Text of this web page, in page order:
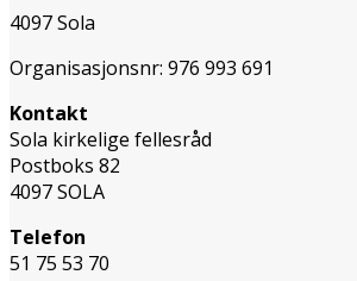
4097 Sola
Organisasjonsnr: 976 993 691
Kontakt
Sola kirkelige fellesråd
Postboks 82
4097 SOLA
Telefon
51 75 53 70